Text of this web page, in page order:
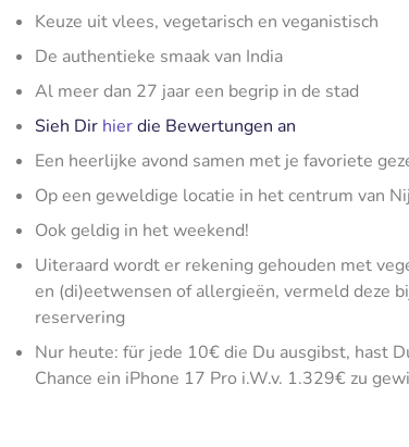
Keuze uit vlees, vegetarisch en veganistisch
De authentieke smaak van India
Al meer dan 27 jaar een begrip in de stad
Sieh Dir hierdie Bewertungen an
Een heerlijke avond samen met je favoriete
Op een geweldige locatie in het centrum van
Ook geldig in het weekend!
Uiteraard wordt er rekening gehouden met
en (di)eetwensen of allergieën, vermeld deze
reservering
Nur heute: für jede 10€ die Du ausgibst, hast
Chance ein iPhone 17 Pro i.W.v. 1.329€ zu